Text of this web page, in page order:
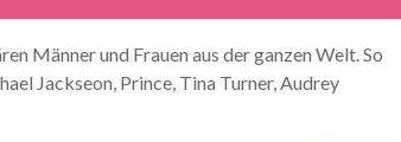
Männer und Frauen aus der ganzen Welt. So
Jackseon, Prince, Tina Turner, Audrey